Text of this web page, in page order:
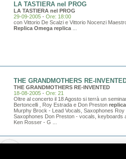
LA TASTIERA nel PROG
LA TASTIERA nel PROG
29-09-2005- Ore: 18:00
con Vittorio De Scalzi e Vittorio Nocenzi
Replica Omega replica...
THE GRANDMOTHERS RE-
THE GRANDMOTHERS RE-INVENTED
18-08-2005- Ore: 21
Oltre al concerto il 18 Agosto si terrà un
Bertoncelli , Roy Estrada e Don Preston
Murphy Brock - Lead Vocals, Saxophones
Saxophones Don Preston - vocals, keyboards
Ken Rosser - G ...